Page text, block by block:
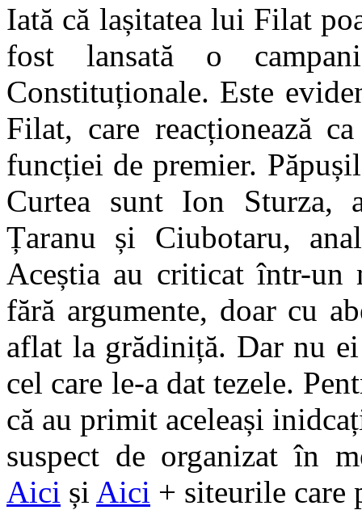
Iată că lașitatea lui Filat
fost lansată o
Constituționale. Este
Filat, care reacționează
funcției de premier.
Curtea sunt Ion Sturza,
Țaranu și Ciubotaru,
Aceștia au criticat într-un
fără argumente, doar cu
aflat la grădiniță. Dar nu
cel care le-a dat tezele.
că au primit aceleași
suspect de organizat în
Aici și Aici + siteurile care